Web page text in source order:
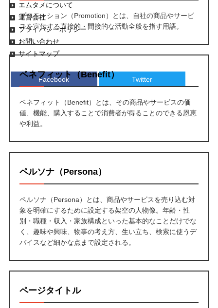
エムタメについて
運営会社
プライバシーポリシー
お問い合わせ
サイトマップ
Facebook Twitter
プロモーション（Promotion）とは、自社の商品やサービ
スを宣伝する直接的・間接的な活動全般を指す用語。
ベネフィット（Benefit）
ベネフィット（Benefit）とは、その商品やサービスの価
値、機能、購入することで消費者が得ることのできる恩恵
や利益。
ペルソナ（Persona）
ペルソナ（Persona）とは、商品やサービスを売り込む対
象を明確にするために設定する架空の人物像。年齢・性
別・職種・収入・家族構成といった基本的なことだけでな
く、趣味や興味、物事の考え方、生い立ち、検索に使うデ
バイスなど細かな点まで設定される。
ページタイトル